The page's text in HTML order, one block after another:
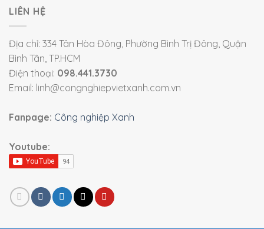
LIÊN HỆ
Địa chỉ: 334 Tân Hòa Đông, Phường Bình Trị Đông, Quận
Bình Tân, TP.HCM
Điện thoại: 098.441.3730
Email: linh@congnghiepvietxanh.com.vn
Fanpage: Công nghiệp Xanh
Youtube: